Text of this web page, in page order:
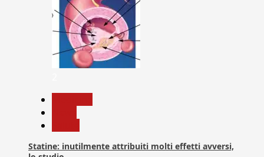
Statine: inutilmente attribuiti molti effetti avversi,